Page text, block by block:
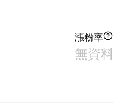
漲粉率
無資料